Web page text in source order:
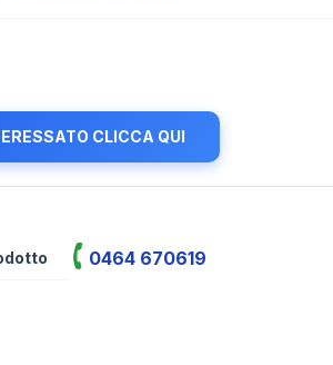
CLICCA QUI
0464 670619